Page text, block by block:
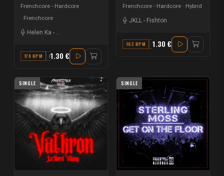
Frenchcore - Hardcore
Frenchcore
Helen Ka - Creeds | Hardside
178 BPM G1.30 €
Frenchcore - Hardcore Hybrid
JKLL - Fishton
162 BPM E1.30 €
SINGLE SINGLE